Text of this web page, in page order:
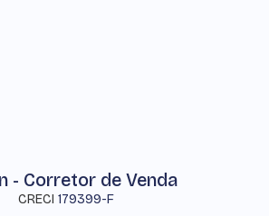
- Corretor de Venda
CRECI 179399-F